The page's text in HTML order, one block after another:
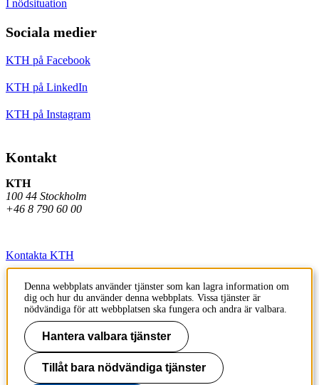
I nödsituation
Sociala medier
KTH på Facebook
KTH på LinkedIn
KTH på Instagram
Kontakt
KTH
100 44 Stockholm
+46 8 790 60 00
Kontakta KTH
Jobba på KTH
Press och media
Faktura och betalning KTH
Om KTH:s webbplatser
Denna webbplats använder tjänster som kan lagra information om
dig och hur du använder denna webbplats. Vissa tjänster är
nödvändiga för att webbplatsen ska fungera och andra är valbara.
Hantera valbara tjänster
Tillåt bara nödvändiga tjänster